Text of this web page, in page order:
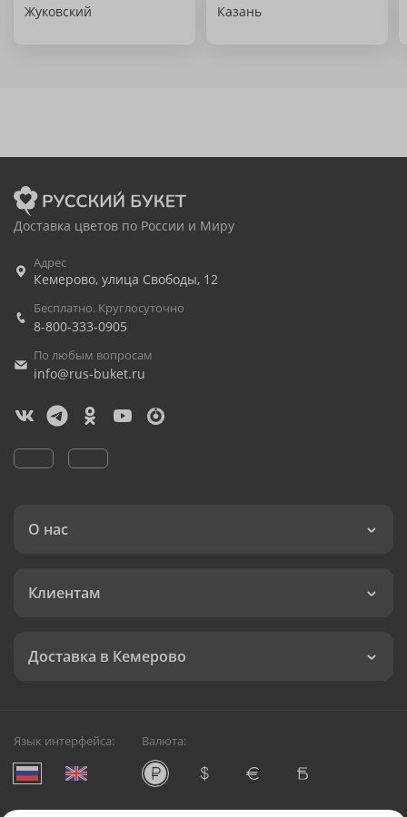
Жуковский Казань
Доставка цветов по России и Миру
Адрес
Кемерово, улица Свободы, 12
Бесплатно. Круглосуточно
8-800-333-0905
По любым вопросам
info@rus-buket.ru
О нас
Клиентам
Доставка в Кемерово
Язык интерфейса: Валюта: